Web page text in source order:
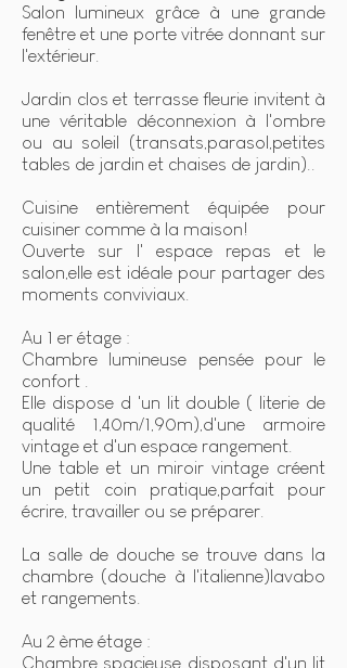
Salon lumineux grâce à une grande
fenêtre et une porte vitrée donnant sur
l'extérieur.
Jardin clos et terrasse fleurie invitent à
une véritable déconnexion à l'ombre
ou au soleil (transats,parasol,petites
tables de jardin et chaises de jardin)..
Cuisine entièrement équipée pour
cuisiner comme à la maison!
Ouverte sur l' espace repas et le
salon,elle est idéale pour partager des
moments conviviaux.
Au 1 er étage :
Chambre lumineuse pensée pour le
confort .
Elle dispose d 'un lit double ( literie de
qualité 1,40m/1,90m),d'une armoire
vintage et d'un espace rangement.
Une table et un miroir vintage créent
un petit coin pratique,parfait pour
écrire, travailler ou se préparer.
La salle de douche se trouve dans la
chambre (douche à l'italienne)lavabo
et rangements.
Au 2 ème étage :
Chambre spacieuse disposant d'un lit